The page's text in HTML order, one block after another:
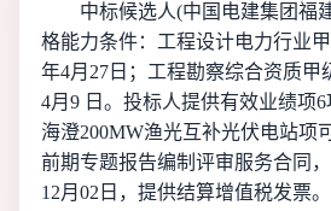
中标候选人(中国电建集团福
格能力条件：工程设计电力行业
年4月27日；工程勘察综合资质甲
4月9 日。投标人提供有效业绩项
海澄200MW渔光互补光伏电站项
前期专题报告编制评审服务合同
12月02日，提供结算增值税发票